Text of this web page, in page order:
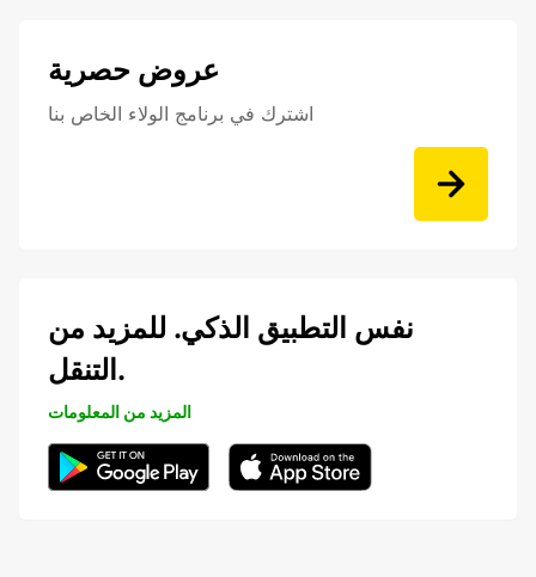
عروض حصرية
اشترك في برنامج الولاء الخاص بنا
نفس التطبيق الذكي. للمزيد من
التنقل.
المزيد من المعلومات